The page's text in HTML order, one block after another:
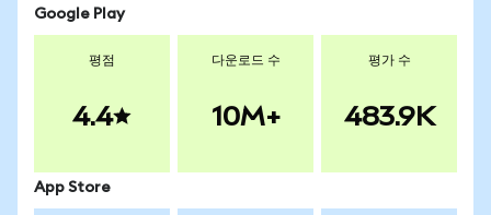
Google Play
평점
4.4
다운로드 수
10M+
평가 수
483.9K
App Store